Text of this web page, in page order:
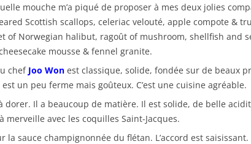
mouche m’a piqué de proposer à mes deux jolies
Scottish scallops, celeriac velouté, apple compote &
of Norwegian halibut, ragoût of mushroom, shellfish and
mousse & fennel granite.
chef Joo Won est classique, solide, fondée sur de beaux
un peu ferme mais goûteux. C’est une cuisine agréable.
dorer. Il a beaucoup de matière. Il est solide, de belle
avec les coquilles Saint-Jacques.
la sauce champignonnée du flétan. L’accord est